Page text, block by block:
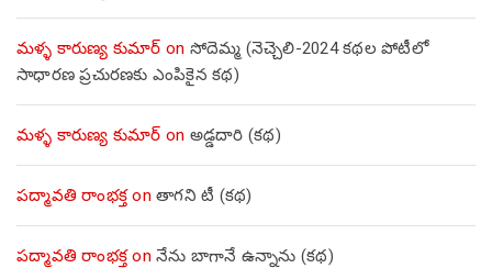
మళ్ళ కారుణ్య కుమార్ on సోదెమ్మ (నెచ్చెలి-2024 కథల పోటీలో
సాధారణ ప్రచురణకు ఎంపికైన కథ)
మళ్ళ కారుణ్య కుమార్ on అడ్డదారి (కథ)
పద్మావతి రాంభక్తon తాగని టీ (కథ)
పద్మావతి రాంభక్తon నేను బాగానే ఉన్నాను (క‌థ‌)